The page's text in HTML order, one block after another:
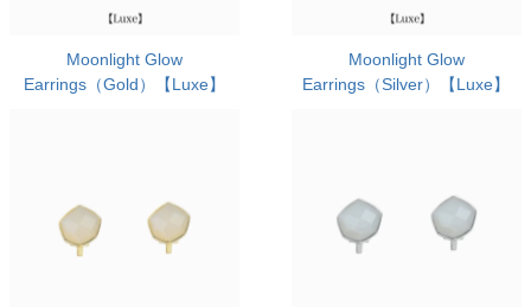
Moonlight Glow
Earrings（Gold）【Luxe】
Moonlight Glow
Earrings（Silver）【Luxe】